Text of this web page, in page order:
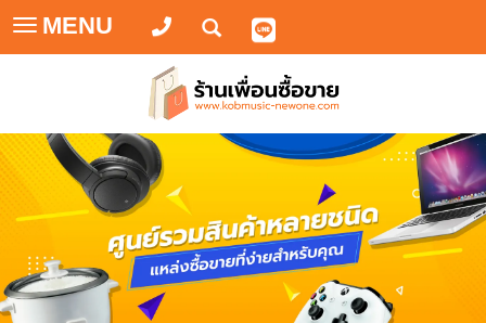
Toggle
navigation
MENU